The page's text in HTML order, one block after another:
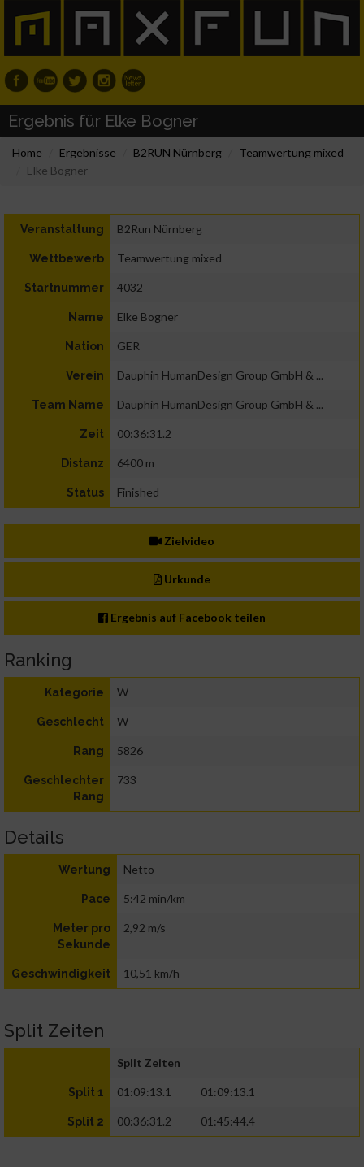
Ergebnis für Elke Bogner
Home Ergebnisse B2RUN Nürnberg
Teamwertung mixed
Elke Bogner
Veranstaltung B2Run Nürnberg
Wettbewerb Teamwertung mixed
Startnummer 4032
Name Elke Bogner
Nation GER
Verein Dauphin HumanDesign Group GmbH & ...
Team Name Dauphin HumanDesign Group GmbH & ...
Zeit 00:36:31.2
Distanz 6400 m
Status Finished
Zielvideo
Urkunde
Ergebnis auf Facebook teilen
Ranking
Kategorie W
Geschlecht W
Rang 5826
Geschlechter
Rang
733
Details
Wertung Netto
Pace 5:42 min/km
Meter pro
Sekunde
2,92 m/s
Geschwindigkeit 10,51 km/h
Split Zeiten
Split Zeiten
Split 1 01:09:13.1 01:09:13.1
Split 2 00:36:31.2 01:45:44.4